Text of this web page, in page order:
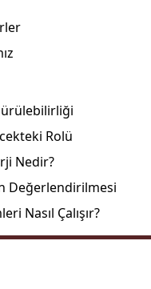
Rolü
Nedir?
Değerlendirilmesi
Nasıl Çalışır?